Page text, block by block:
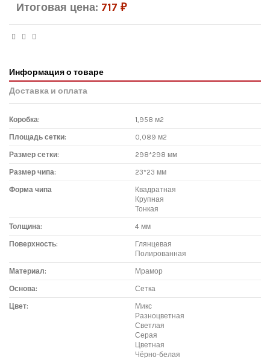
Итоговая цена: 717 ₽
Информация о товаре
Доставка и оплата
Коробка: 1,958 м2
Площадь сетки: 0,089 м2
Размер сетки: 298*298 мм
Размер чипа: 23*23 мм
Форма чипа
Квадратная
Крупная
Тонкая
Толщина: 4 мм
Поверхность:
Глянцевая
Полированная
Материал: Мрамор
Основа: Сетка
Цвет:
Микс
Разноцветная
Светлая
Серая
Цветная
Чёрно-белая